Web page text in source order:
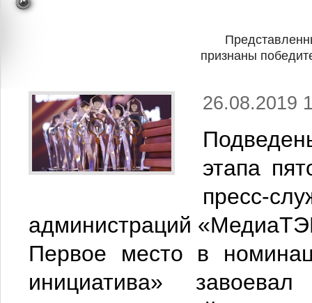
признаны
26.08.2019
этапа
пресс-
администраций
Первое место в
инициатива» завоевал